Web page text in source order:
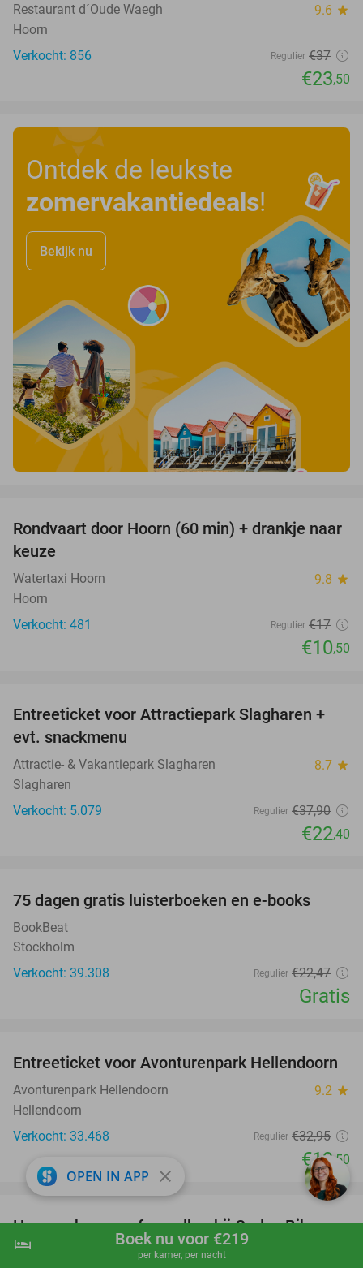
shopping_cart Boek nu
hotel Boek nu voor €219
per kamer, per nacht
Restaurant d´Oude Waegh 9.6 star
Hoorn
Verkocht: 856
Regulier €37
€23,50
Ontdek de leukste
zomervakantiedeals!
Bekijk nu
38%
Rondvaart door Hoorn (60 min) + drankje naar
keuze
Watertaxi Hoorn 9.8 star
Hoorn
Verkocht: 481
Regulier €17
€10,50
41%
Entreeticket voor Attractiepark Slagharen +
evt. snackmenu
Attractie- & Vakantiepark Slagharen 8.7 star
Slagharen
Verkocht: 5.079
Regulier €37,90
€22,40
75 dagen gratis luisterboeken en e-books
BookBeat
Stockholm
Verkocht: 39.308
Regulier €22,47
Gratis
41%
Entreeticket voor Avonturenpark Hellendoorn
Avonturenpark Hellendoorn 9.2 star
Hellendoorn
Verkocht: 33.468
Regulier €32,95
€19 ,50
56%
favorite_border
Huur e-chopper of e-walker bij Carlos Bikes
Carlos Bikes
OPEN IN APP close